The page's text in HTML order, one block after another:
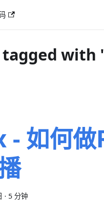
tagged
- 如何做
· 5 分钟